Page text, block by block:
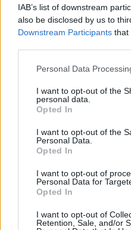
IAB’s list of downstream
also be disclosed by us to
Downstream Participants that
Personal Data
I want to opt-out of the
personal data.
Opted In
I want to opt-out of the
Personal Data.
Opted In
I want to opt-out of
Personal Data for
Opted In
I want to opt-out of
Retention, Sale, and/or
TRENDING
ΣΧΕΤΙΚΆ ΆΡΘΡΑ